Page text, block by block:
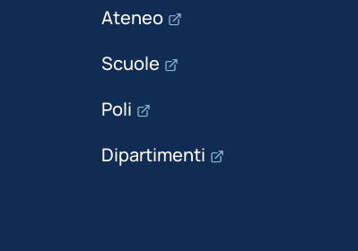
Ateneo
Scuole
Poli
Dipartimenti